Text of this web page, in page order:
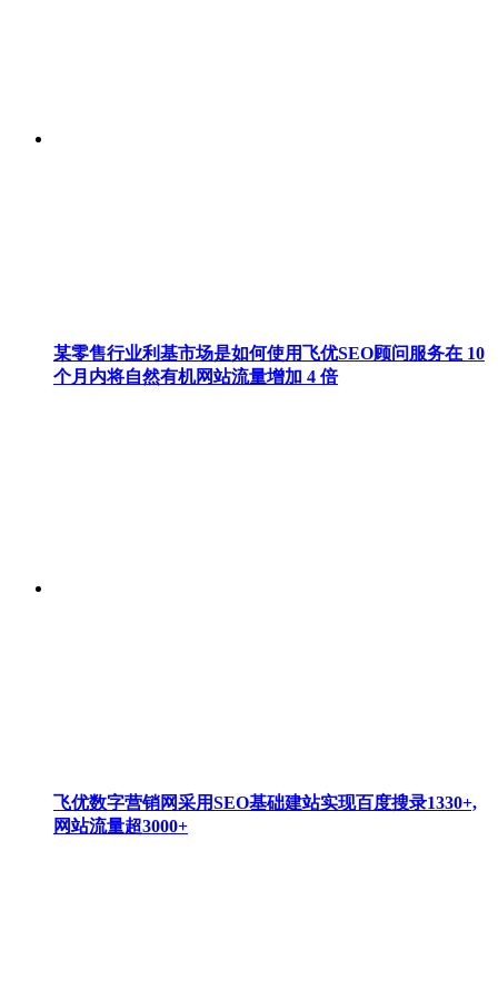
某零售行业利基市场是如何使用飞优SEO顾问服务在 10
个月内将自然有机网站流量增加 4 倍
飞优数字营销网采用SEO基础建站实现百度搜录1330+,
网站流量超3000+